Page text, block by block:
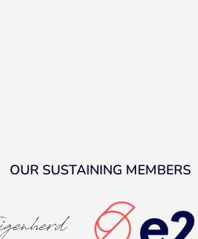
OUR SUSTAINING MEMBERS